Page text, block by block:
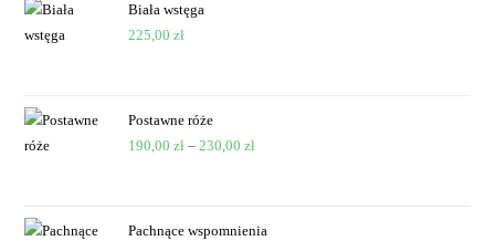
Biała wstęga
225,00zł
Postawne róże
190,00zł – 230,00zł
Pachnące wspomnienia